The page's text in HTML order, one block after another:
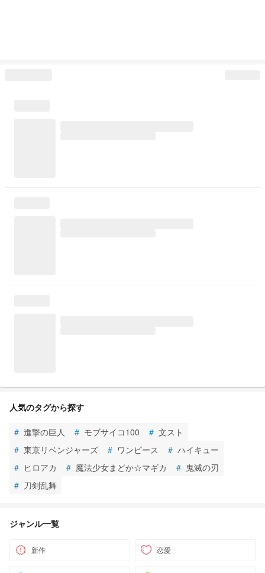
人気のタグから探す
# 進撃の巨人 # モブサイコ100 # 文スト
# 東京リベンジャーズ # ワンピース # ハイキュー
# ヒロアカ # 魔法少女まどか☆マギカ # 鬼滅の刃
# 刀剣乱舞
ジャンル一覧
新作 恋愛